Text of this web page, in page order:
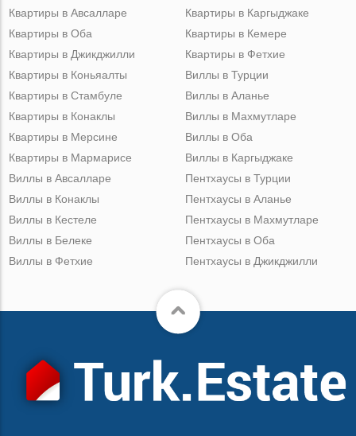
Квартиры в Авсалларе
Квартиры в Оба
Квартиры в Джикджилли
Квартиры в Каргыджаке
Квартиры в Кемере
Квартиры в Фетхие
Квартиры в Коньяалты
Квартиры в Стамбуле
Квартиры в Конаклы
Квартиры в Мерсине
Квартиры в Мармарисе
Виллы в Турции
Виллы в Аланье
Виллы в Махмутларе
Виллы в Оба
Виллы в Каргыджаке
Виллы в Авсалларе
Виллы в Конаклы
Виллы в Кестеле
Виллы в Белеке
Виллы в Фетхие
Пентхаусы в Турции
Пентхаусы в Аланье
Пентхаусы в Махмутларе
Пентхаусы в Оба
Пентхаусы в Джикджилли